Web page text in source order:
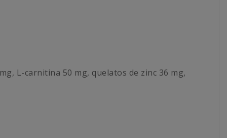
L-carnitina 50 mg, quelatos de zinc 36 mg,